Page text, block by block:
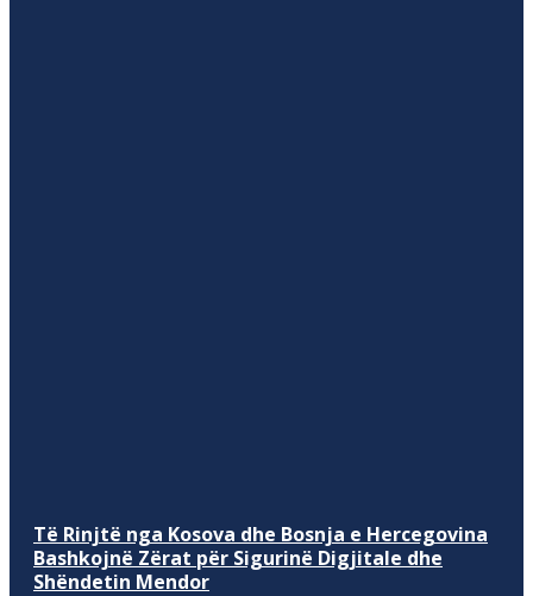
Të Rinjtë nga Kosova dhe Bosnja e Hercegovina
Bashkojnë Zërat për Sigurinë Digjitale dhe
Shëndetin Mendor